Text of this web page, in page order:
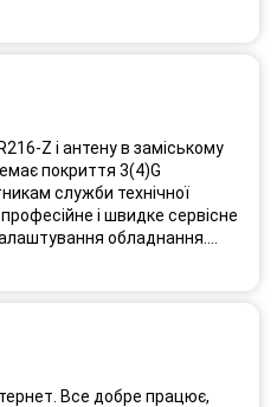
Z і антену в заміському
покриття 3(4)G
служби технічної
швидке сервісне
обладнання.
не шкодую про прийняте
в компанії 3G star
Все добре працює,